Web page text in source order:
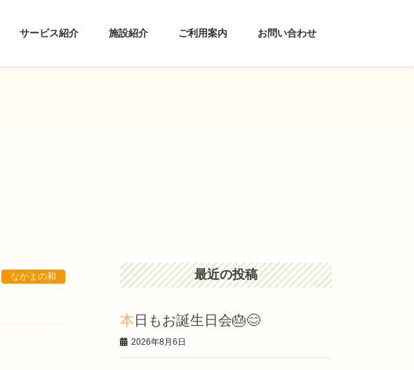
サービス紹介 施設紹介 ご利用案内 お問い合わせ
なかまの和 最近の投稿
本日もお誕生日会🎂😊
2026年8月6日